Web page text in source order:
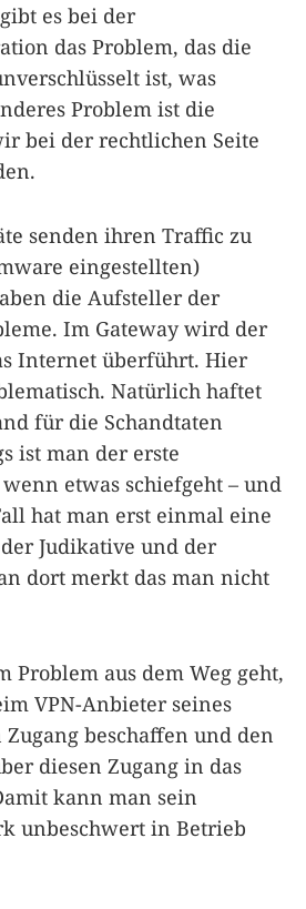
es bei der
das Problem, das die
ist, was
Problem ist die
bei der rechtlichen Seite
senden ihren Traffic zu
eingestellten)
die Aufsteller der
Im Gateway wird der
Internet überführt. Hier
Natürlich haftet
für die Schandtaten
ist man der erste
etwas schiefgeht – und
hat man erst einmal eine
Judikative und der
dort merkt das man nicht
Problem aus dem Weg geht,
VPN-Anbieter seines
beschaffen und den
diesen Zugang in das
kann man sein
unbeschwert in Betrieb